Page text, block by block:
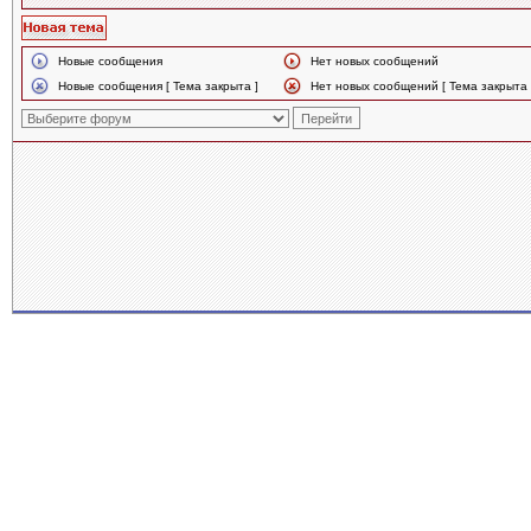
Новые сообщения
Нет новых сообщений
Новые сообщения [ Тема закрыта ]
Нет новых сообщений [ Тема закрыта